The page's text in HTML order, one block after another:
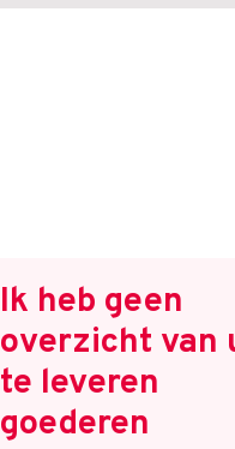
Ik heb geen
overzicht van
te leveren
goederen